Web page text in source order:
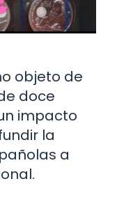
objeto de
doce
impacto
la
a